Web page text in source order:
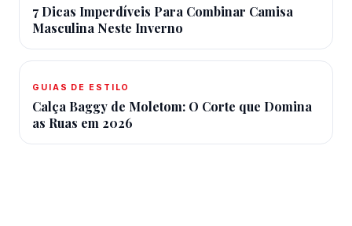
7 Dicas Imperdíveis Para Combinar Camisa
Masculina Neste Inverno
GUIAS DE ESTILO
Calça Baggy de Moletom: O Corte que Domina
as Ruas em 2026